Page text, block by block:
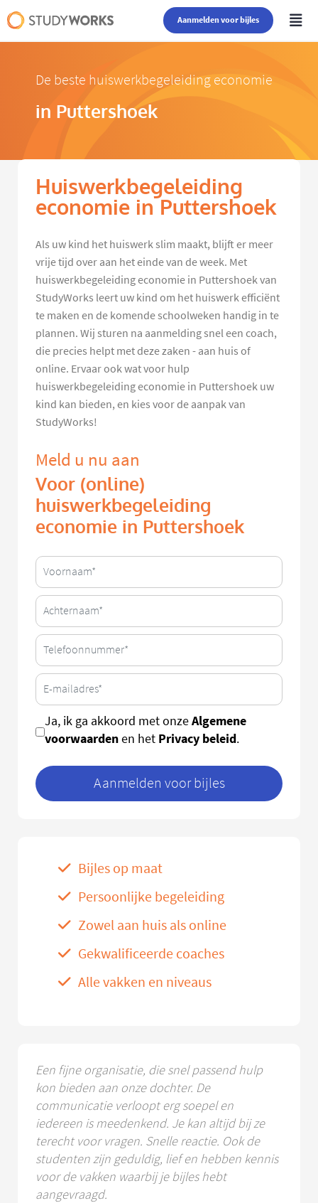
Aanmelden voor bijles
De beste huiswerkbegeleiding economie
in Puttershoek
Huiswerkbegeleiding
economie in Puttershoek
Als uw kind het huiswerk slim maakt, blijft er meer
vrije tijd over aan het einde van de week. Met
huiswerkbegeleiding economie in Puttershoek van
StudyWorks leert uw kind om het huiswerk efficiënt
te maken en de komende schoolweken handig in te
plannen. Wij sturen na aanmelding snel een coach,
die precies helpt met deze zaken - aan huis of
online. Ervaar ook wat voor hulp
huiswerkbegeleiding economie in Puttershoek uw
kind kan bieden, en kies voor de aanpak van
StudyWorks!
Meld u nu aan
Voor (online)
huiswerkbegeleiding
economie in Puttershoek
Ja, ik ga akkoord met onzeAlgemene
voorwaardenen het Privacy beleid.
Aanmelden voor bijles
Bijles op maat
Persoonlijke begeleiding
Zowel aan huis als online
Gekwalificeerde coaches
Alle vakken en niveaus
Een fijne organisatie, die snel passend hulp
kon bieden aan onze dochter. De
communicatie verloopt erg soepel en
iedereen is meedenkend. Je kan altijd bij ze
terecht voor vragen. Snelle reactie. Ook de
studenten zijn geduldig, lief en hebben kennis
voor de vakken waarbij je bijles hebt
aangevraagd.